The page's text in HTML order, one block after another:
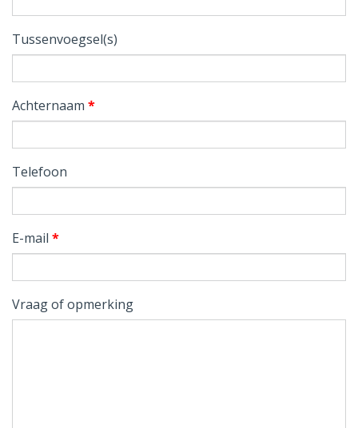
Tussenvoegsel(s)
Achternaam *
Telefoon
E-mail *
Vraag of opmerking